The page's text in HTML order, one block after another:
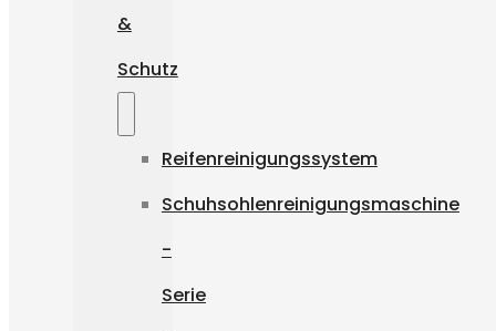
&
Schutz
Reifenreinigungssystem
Schuhsohlenreinigungsmaschine
-
Serie